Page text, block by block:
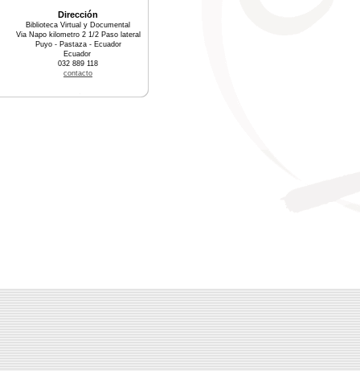
Dirección
Biblioteca Virtual y Documental
Via Napo kilometro 2 1/2 Paso lateral
Puyo - Pastaza - Ecuador
Ecuador
032 889 118
contacto